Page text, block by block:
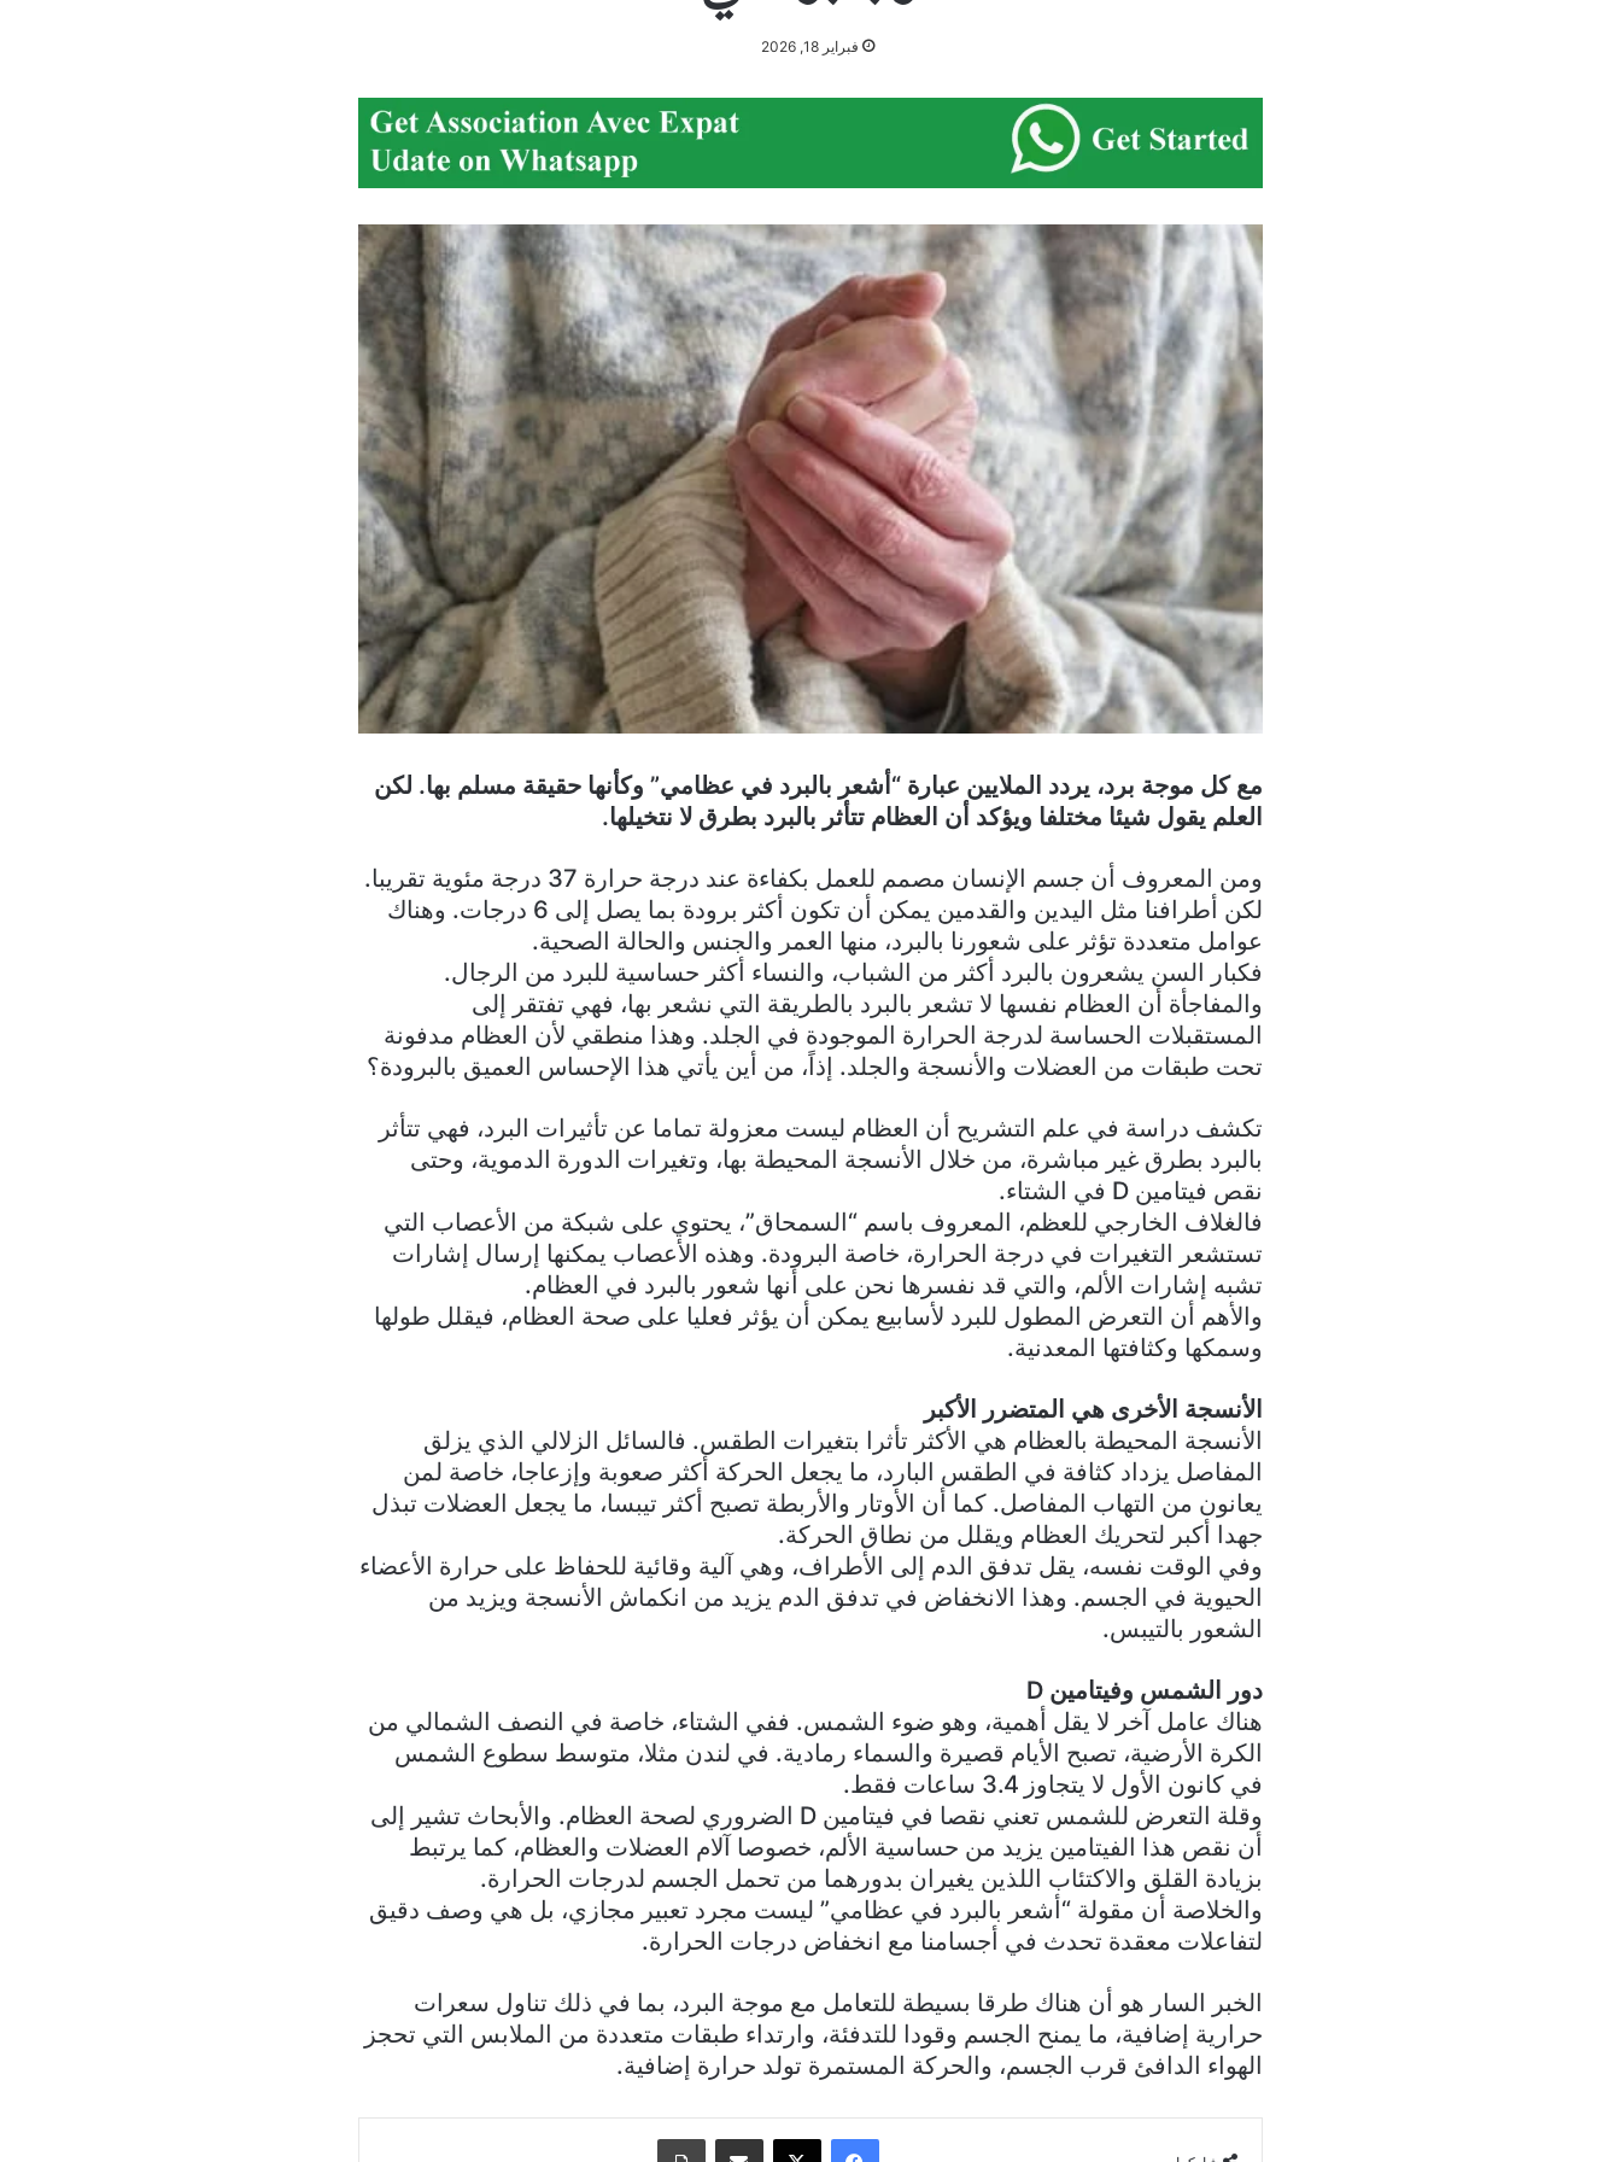
فبراير 18, 2026
مع كل موجة برد، يردد الملايين عبارة “أشعر بالبرد في عظامي” وكأنها حقيقة مسلم بها. لكن
العلم يقول شيئا مختلفا ويؤكد أن العظام تتأثر بالبرد بطرق لا نتخيلها.
ومن المعروف أن جسم الإنسان مصمم للعمل بكفاءة عند درجة حرارة 37 درجة مئوية تقريبا.
لكن أطرافنا مثل اليدين والقدمين يمكن أن تكون أكثر برودة بما يصل إلى 6 درجات. وهناك
عوامل متعددة تؤثر على شعورنا بالبرد، منها العمر والجنس والحالة الصحية.
فكبار السن يشعرون بالبرد أكثر من الشباب، والنساء أكثر حساسية للبرد من الرجال.
والمفاجأة أن العظام نفسها لا تشعر بالبرد بالطريقة التي نشعر بها، فهي تفتقر إلى
المستقبلات الحساسة لدرجة الحرارة الموجودة في الجلد. وهذا منطقي لأن العظام مدفونة
تحت طبقات من العضلات والأنسجة والجلد. إذاً، من أين يأتي هذا الإحساس العميق بالبرودة؟
تكشف دراسة في علم التشريح أن العظام ليست معزولة تماما عن تأثيرات البرد، فهي تتأثر
بالبرد بطرق غير مباشرة، من خلال الأنسجة المحيطة بها، وتغيرات الدورة الدموية، وحتى
نقص فيتامين D في الشتاء.
فالغلاف الخارجي للعظم، المعروف باسم “السمحاق”، يحتوي على شبكة من الأعصاب التي
تستشعر التغيرات في درجة الحرارة، خاصة البرودة. وهذه الأعصاب يمكنها إرسال إشارات
تشبه إشارات الألم، والتي قد نفسرها نحن على أنها شعور بالبرد في العظام.
والأهم أن التعرض المطول للبرد لأسابيع يمكن أن يؤثر فعليا على صحة العظام، فيقلل طولها
وسمكها وكثافتها المعدنية.
الأنسجة الأخرى هي المتضرر الأكبر
الأنسجة المحيطة بالعظام هي الأكثر تأثرا بتغيرات الطقس. فالسائل الزلالي الذي يزلق
المفاصل يزداد كثافة في الطقس البارد، ما يجعل الحركة أكثر صعوبة وإزعاجا، خاصة لمن
يعانون من التهاب المفاصل. كما أن الأوتار والأربطة تصبح أكثر تيبسا، ما يجعل العضلات تبذل
جهدا أكبر لتحريك العظام ويقلل من نطاق الحركة.
وفي الوقت نفسه، يقل تدفق الدم إلى الأطراف، وهي آلية وقائية للحفاظ على حرارة الأعضاء
الحيوية في الجسم. وهذا الانخفاض في تدفق الدم يزيد من انكماش الأنسجة ويزيد من
الشعور بالتيبس.
دور الشمس وفيتامين D
هناك عامل آخر لا يقل أهمية، وهو ضوء الشمس. ففي الشتاء، خاصة في النصف الشمالي من
الكرة الأرضية، تصبح الأيام قصيرة والسماء رمادية. في لندن مثلا، متوسط سطوع الشمس
في كانون الأول لا يتجاوز 3.4 ساعات فقط.
وقلة التعرض للشمس تعني نقصا في فيتامين D الضروري لصحة العظام. والأبحاث تشير إلى
أن نقص هذا الفيتامين يزيد من حساسية الألم، خصوصا آلام العضلات والعظام، كما يرتبط
بزيادة القلق والاكتئاب اللذين يغيران بدورهما من تحمل الجسم لدرجات الحرارة.
والخلاصة أن مقولة “أشعر بالبرد في عظامي” ليست مجرد تعبير مجازي، بل هي وصف دقيق
لتفاعلات معقدة تحدث في أجسامنا مع انخفاض درجات الحرارة.
الخبر السار هو أن هناك طرقا بسيطة للتعامل مع موجة البرد، بما في ذلك تناول سعرات
حرارية إضافية، ما يمنح الجسم وقودا للتدفئة، وارتداء طبقات متعددة من الملابس التي تحجز
الهواء الدافئ قرب الجسم، والحركة المستمرة تولد حرارة إضافية.
فيسبوك ‫X مشاركة عبر البريد طباعة